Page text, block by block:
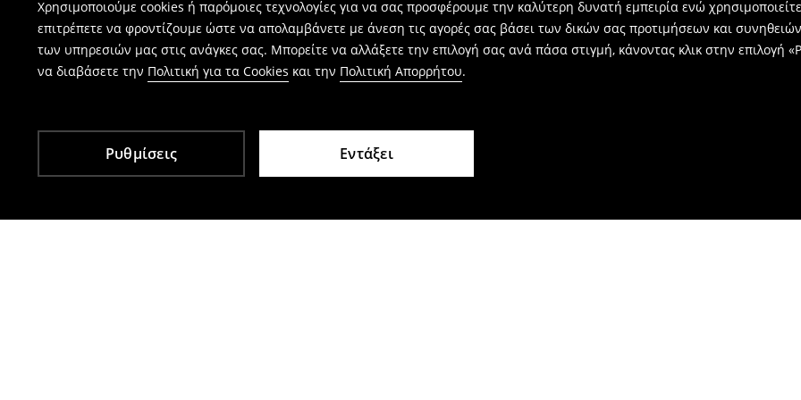
Χρησιμοποιούμε cookies ή παρόμοιες τεχνολογίες για να σας προσφέρουμε την καλύτερη δυνατή εμπειρία ενώ
επιτρέπετε να φροντίζουμε ώστε να απολαμβάνετε με άνεση τις αγορές σας βάσει των δικών σας προτιμήσεων και
των υπηρεσιών μας στις ανάγκες σας. Μπορείτε να αλλάξετε την επιλογή σας ανά πάσα στιγμή, κάνοντας κλικ στην επιλογή
να διαβάσετε την Πολιτική για τα Cookies και την Πολιτική Απορρήτου.
Ρυθμίσεις Εντάξει